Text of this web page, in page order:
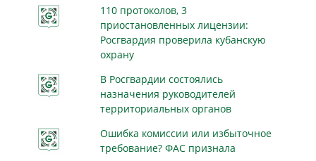
110 протоколов, 3
приостановленных лицензии:
Росгвардия проверила кубанскую
охрану
В Росгвардии состоялись
назначения руководителей
территориальных органов
Ошибка комиссии или избыточное
требование? ФАС признала